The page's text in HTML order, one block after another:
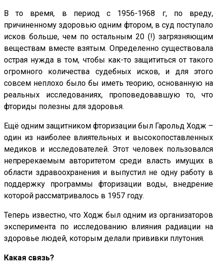
В то время, в период с 1956-1968 г, по вреду,
причиненному здоровью одним фтором, в суд поступало
исков больше, чем по остальным 20 (!) загрязняющим
веществам вместе взятым. Определенно существовала
острая нужда в том, чтобы как-то защититься от такого
огромного количества судебных исков, и для этого
совсем неплохо было бы иметь теорию, основанную на
реальных исследованиях, проповедовавшую то, что
фториды полезны для здоровья.
Ещё одним защитником фторизации был Гарольд Ходж –
один из наиболее влиятельных и высокопоставленных
медиков и исследователей. Этот человек пользовался
непререкаемым авторитетом среди власть имущих в
области здравоохранения и выпустил не одну работу в
поддержку программы фторизации воды, внедрение
которой рассматривалось в 1957 году.
Теперь известно, что Ходж был одним из организаторов
эксперимента по исследованию влияния радиации на
здоровье людей, которым делали прививки плутония.
Какая связь?